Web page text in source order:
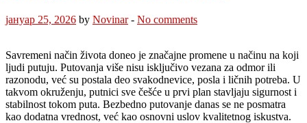
јануар 25, 2026 by Novinar- No comments
Savremeni način života doneo je značajne promene u načinu na koji
ljudi putuju. Putovanja više nisu isključivo vezana za odmor ili
razonodu, već su postala deo svakodnevice, posla i ličnih potreba. U
takvom okruženju, putnici sve češće u prvi plan stavljaju sigurnost i
stabilnost tokom puta. Bezbedno putovanje danas se ne posmatra
kao dodatna vrednost, već kao osnovni uslov kvalitetnog iskustva.